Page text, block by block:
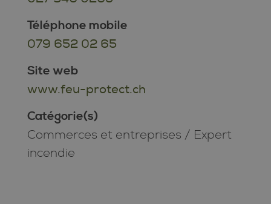
Téléphone mobile
079 652 02 65
Site web
www.feu-protect.ch
Catégorie(s)
Commerces et entreprises / Expert
incendie